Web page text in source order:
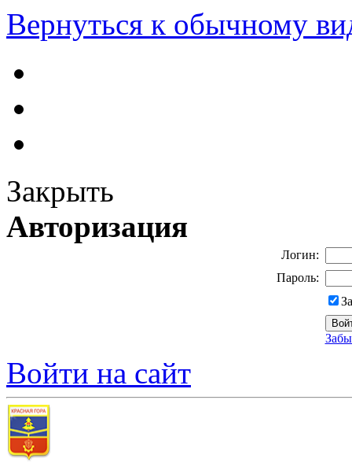
Вернуться к обычному
Закрыть
Авторизация
Логин:
Пароль:
Войти на сайт